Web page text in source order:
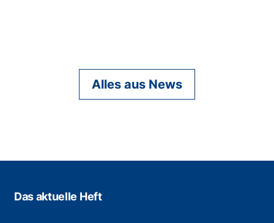
Alles aus News
Das aktuelle Heft